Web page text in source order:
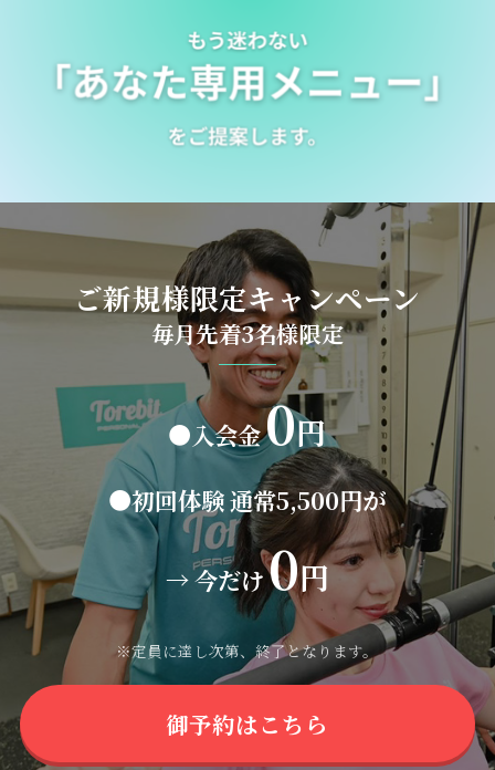
ご新規様限定キャンペーン
毎月先着3名様限定
●入会金0円
●初回体験 通常5,500円が
→ 今だけ0円
※定員に達し次第、終了となります。
御予約はこちら